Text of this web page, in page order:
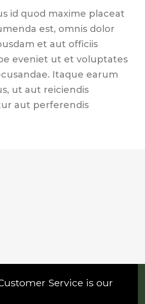
id quod maxime placeat
est, omnis dolor
et aut officiis
eveniet ut et voluptates
Itaque earum
ut aut reiciendis
aut perferendis
Service is our